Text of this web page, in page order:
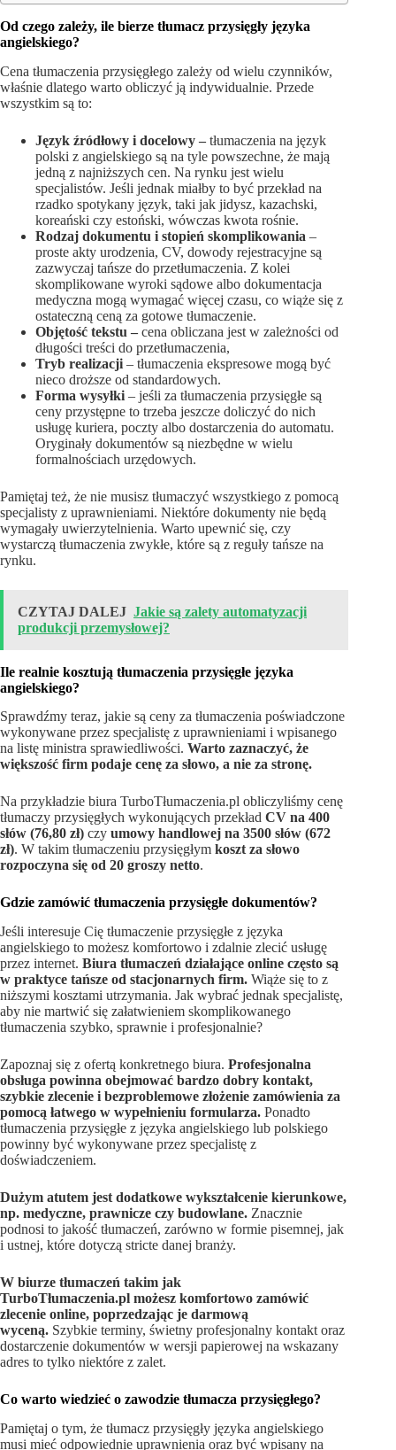
Od czego zależy, ile bierze tłumacz przysięgły języka
angielskiego?
Cena tłumaczenia przysięgłego zależy od wielu czynników,
właśnie dlatego warto obliczyć ją indywidualnie. Przede
wszystkim są to:
Język źródłowy i docelowy – tłumaczenia na język
polski z angielskiego są na tyle powszechne, że mają
jedną z najniższych cen. Na rynku jest wielu
specjalistów. Jeśli jednak miałby to być przekład na
rzadko spotykany język, taki jak jidysz, kazachski,
koreański czy estoński, wówczas kwota rośnie.
Rodzaj dokumentu i stopień skomplikowania –
proste akty urodzenia, CV, dowody rejestracyjne są
zazwyczaj tańsze do przetłumaczenia. Z kolei
skomplikowane wyroki sądowe albo dokumentacja
medyczna mogą wymagać więcej czasu, co wiąże się z
ostateczną ceną za gotowe tłumaczenie.
Objętość tekstu – cena obliczana jest w zależności od
długości treści do przetłumaczenia,
Tryb realizacji – tłumaczenia ekspresowe mogą być
nieco droższe od standardowych.
Forma wysyłki – jeśli za tłumaczenia przysięgłe są
ceny przystępne to trzeba jeszcze doliczyć do nich
usługę kuriera, poczty albo dostarczenia do automatu.
Oryginały dokumentów są niezbędne w wielu
formalnościach urzędowych.
Pamiętaj też, że nie musisz tłumaczyć wszystkiego z pomocą
specjalisty z uprawnieniami. Niektóre dokumenty nie będą
wymagały uwierzytelnienia. Warto upewnić się, czy
wystarczą tłumaczenia zwykłe, które są z reguły tańsze na
rynku.
CZYTAJ DALEJ Jakie są zalety automatyzacji
produkcji przemysłowej?
Ile realnie kosztują tłumaczenia przysięgłe języka
angielskiego?
Sprawdźmy teraz, jakie są ceny za tłumaczenia poświadczone
wykonywane przez specjalistę z uprawnieniami i wpisanego
na listę ministra sprawiedliwości. Warto zaznaczyć, że
większość firm podaje cenę za słowo, a nie za stronę.
Na przykładzie biura TurboTłumaczenia.pl obliczyliśmy cenę
tłumaczy przysięgłych wykonujących przekład CV na 400
słów (76,80 zł) czy umowy handlowej na 3500 słów (672
zł). W takim tłumaczeniu przysięgłym koszt za słowo
rozpoczyna się od 20 groszy netto.
Gdzie zamówić tłumaczenia przysięgłe dokumentów?
Jeśli interesuje Cię tłumaczenie przysięgłe z języka
angielskiego to możesz komfortowo i zdalnie zlecić usługę
przez internet. Biura tłumaczeń działające online często są
w praktyce tańsze od stacjonarnych firm. Wiąże się to z
niższymi kosztami utrzymania. Jak wybrać jednak specjalistę,
aby nie martwić się załatwieniem skomplikowanego
tłumaczenia szybko, sprawnie i profesjonalnie?
Zapoznaj się z ofertą konkretnego biura. Profesjonalna
obsługa powinna obejmować bardzo dobry kontakt,
szybkie zlecenie i bezproblemowe złożenie zamówienia za
pomocą łatwego w wypełnieniu formularza. Ponadto
tłumaczenia przysięgłe z języka angielskiego lub polskiego
powinny być wykonywane przez specjalistę z
doświadczeniem.
Dużym atutem jest dodatkowe wykształcenie kierunkowe,
np. medyczne, prawnicze czy budowlane. Znacznie
podnosi to jakość tłumaczeń, zarówno w formie pisemnej, jak
i ustnej, które dotyczą stricte danej branży.
W biurze tłumaczeń takim jak
TurboTłumaczenia.pl możesz komfortowo zamówić
zlecenie online, poprzedzając je darmową
wyceną. Szybkie terminy, świetny profesjonalny kontakt oraz
dostarczenie dokumentów w wersji papierowej na wskazany
adres to tylko niektóre z zalet.
Co warto wiedzieć o zawodzie tłumacza przysięgłego?
Pamiętaj o tym, że tłumacz przysięgły języka angielskiego
musi mieć odpowiednie uprawnienia oraz być wpisany na